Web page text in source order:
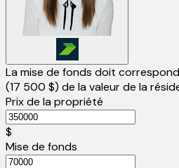
La mise de fonds doit
(17 500 $) de la valeur de la
Prix de la propriété
$
Mise de fonds